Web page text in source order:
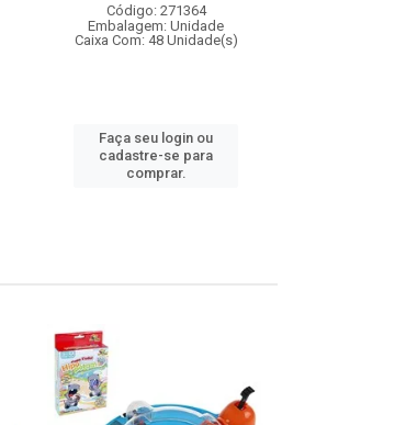
Código: 271364
Embalagem: Unidade
Caixa Com: 48 Unidade(s)
Faça seu login ou
cadastre-se para
comprar.